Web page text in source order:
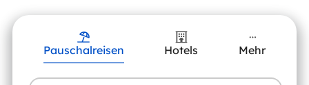
Pauschalreisen Hotels Mehr